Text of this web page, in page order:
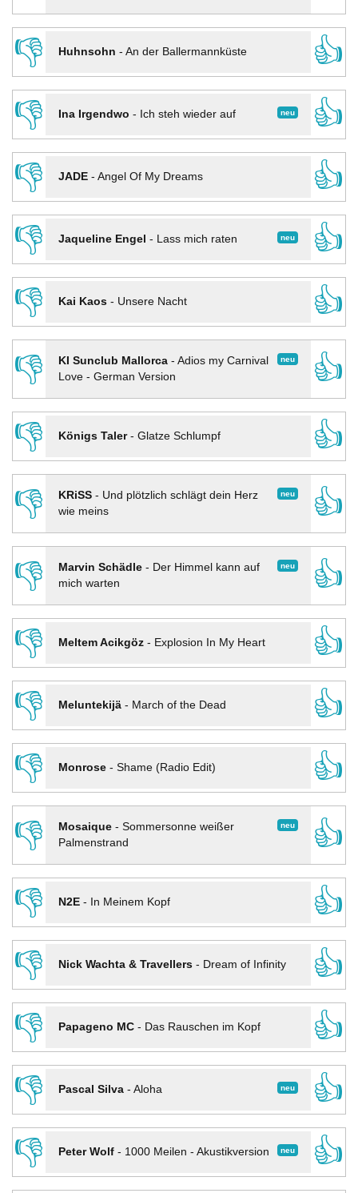
👎
Huhnsohn - An der Ballermannküste
👍
👎
neu
Ina Irgendwo - Ich steh wieder auf
👍
👎
JADE- Angel Of My Dreams
👍
👎
neu
Jaqueline Engel - Lass mich raten
👍
👎
Kai Kaos- Unsere Nacht
👍
👎
neu
KI Sunclub Mallorca- Adios my Carnival
Love - German Version
👍
👎
Königs Taler- Glatze Schlumpf
👍
👎
neu
KRiSS- Und plötzlich schlägt dein Herz
wie meins
👍
👎 neu
Marvin Schädle- Der Himmel kann auf
mich warten
👍
👎
Meltem Acikgöz- Explosion In My Heart
👍
👎
Meluntekijä- March of the Dead
👍
👎
Monrose- Shame (Radio Edit)
👍
👎
neu
Mosaique- Sommersonne weißer
Palmenstrand
👍
👎
N2E- In Meinem Kopf
👍
👎
Nick Wachta & Travellers- Dream of Infinity
👍
👎
Papageno MC- Das Rauschen im Kopf
👍
👎
neu
Pascal Silva- Aloha
👍
👎
neu
Peter Wolf- 1000 Meilen - Akustikversion
👍